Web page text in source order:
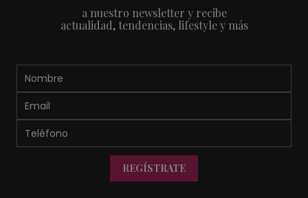
a nuestro newsletter y recibe
actualidad, tendencias, lifestyle y más
REGÍSTRATE